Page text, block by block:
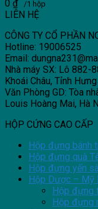
0 ₫ /1 hộp
LIÊN HỆ
CÔNG TY CỔ PHẦN
Hotline: 19006525
Email:
Nhà máy SX: Lô 882-
Khoái Châu, Tỉnh Hưng
Văn Phòng GD: Tòa
Louis Hoàng Mai, Hà
HỘP CỨNG CAO CẤP
Hộp đựng bánh
Hộp đựng quà
Hộp đựng yến
Hộp Dược – Mỹ
Hộp đựng
Hộp đựng